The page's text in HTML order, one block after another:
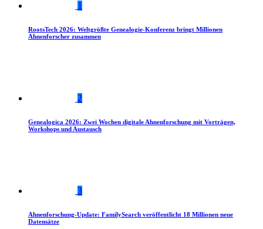
1
RootsTech 2026: Weltgrößte Genealogie-Konferenz bringt Millionen
Ahnenforscher zusammen
2
Genealogica 2026: Zwei Wochen digitale Ahnenforschung mit Vorträgen,
Workshops und Austausch
3
Ahnenforschung-Update: FamilySearch veröffentlicht 18 Millionen neue
Datensätze